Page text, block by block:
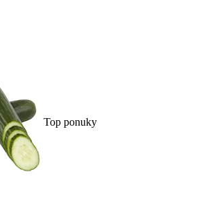
Top ponuky